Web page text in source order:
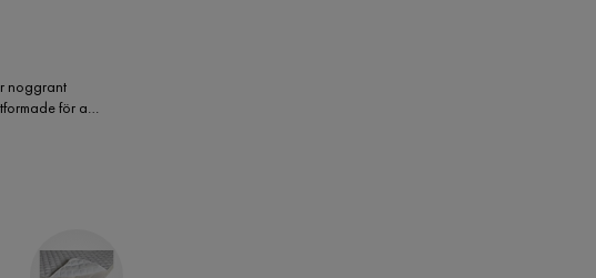
noggrant
för att
dig. Ge dig